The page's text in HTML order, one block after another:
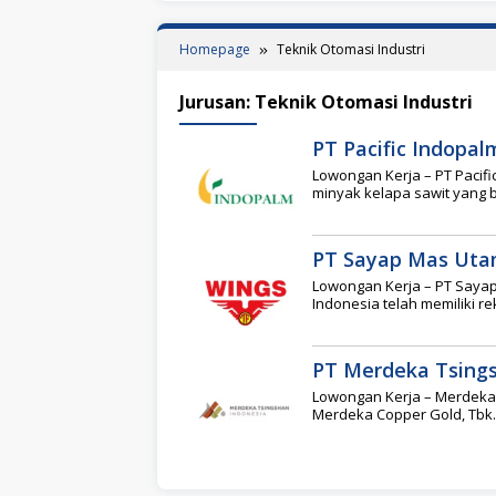
Homepage Teknik Otomasi Industri
Jurusan: Teknik Otomasi Industri
PT Pacific
Lowongan Kerja – PT
minyak kelapa sawit yang
PT Sayap Mas
Lowongan Kerja – PT
Indonesia telah memiliki
PT Merdeka
Lowongan Kerja –
Merdeka Copper Gold,